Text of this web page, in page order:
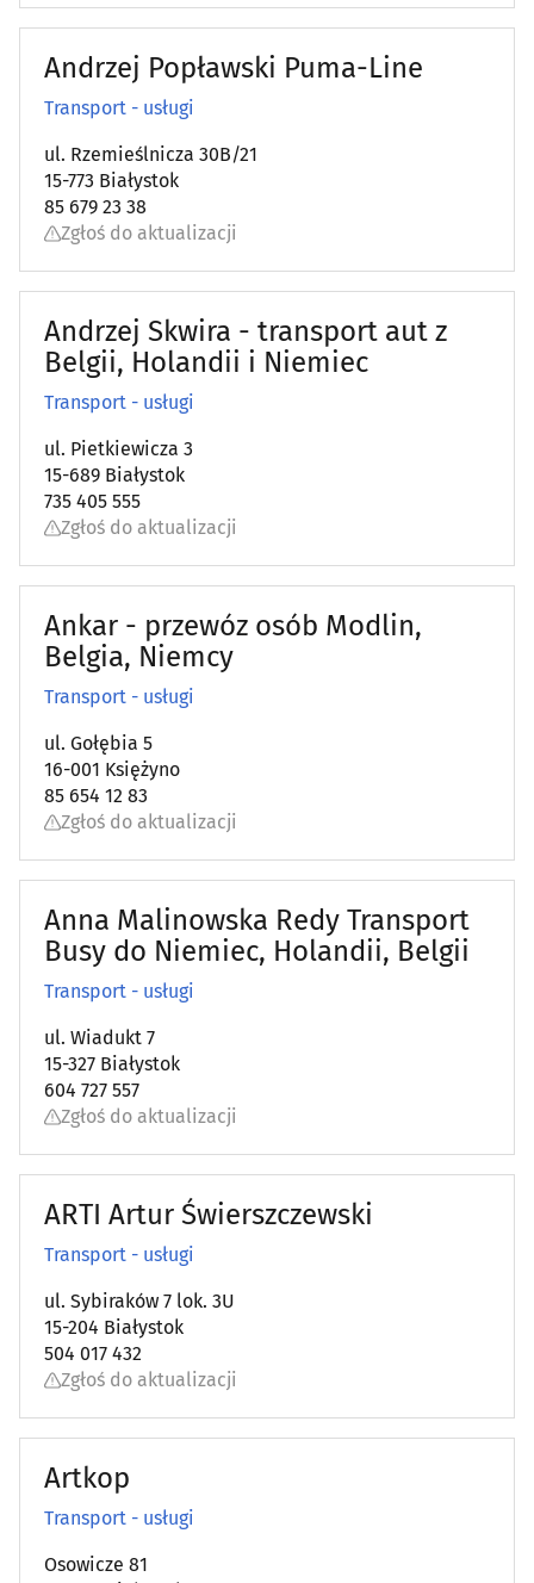
Andrzej Popławski Puma-Line
Transport - usługi
ul. Rzemieślnicza 30B/21
15-773 Białystok
85 679 23 38
Zgłoś do aktualizacji
Andrzej Skwira - transport aut z
Belgii, Holandii i Niemiec
Transport - usługi
ul. Pietkiewicza 3
15-689 Białystok
735 405 555
Zgłoś do aktualizacji
Ankar - przewóz osób Modlin,
Belgia, Niemcy
Transport - usługi
ul. Gołębia 5
16-001 Księżyno
85 654 12 83
Zgłoś do aktualizacji
Anna Malinowska Redy Transport
Busy do Niemiec, Holandii, Belgii
Transport - usługi
ul. Wiadukt 7
15-327 Białystok
604 727 557
Zgłoś do aktualizacji
ARTI Artur Świerszczewski
Transport - usługi
ul. Sybiraków 7 lok. 3U
15-204 Białystok
504 017 432
Zgłoś do aktualizacji
Artkop
Transport - usługi
Osowicze 81